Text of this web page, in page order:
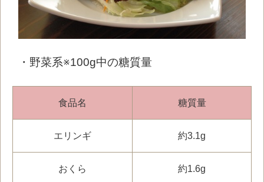
・野菜系※100g中の糖質量
食品名 糖質量
エリンギ 約3.1g
おくら 約1.6g